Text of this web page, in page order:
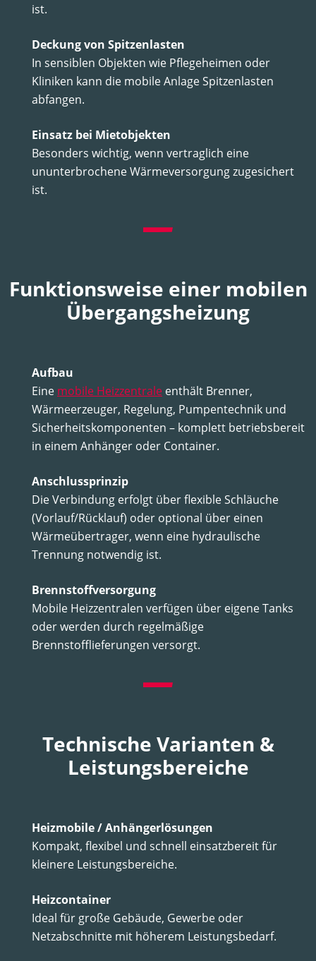
ist.
Deckung von Spitzenlasten
In sensiblen Objekten wie Pflegeheimen oder
Kliniken kann die mobile Anlage Spitzenlasten
abfangen.
Einsatz bei Mietobjekten
Besonders wichtig, wenn vertraglich eine
ununterbrochene Wärmeversorgung zugesichert
ist.
Funktionsweise einer mobilen
Übergangsheizung
Aufbau
Eine mobile Heizzentrale enthält Brenner,
Wärmeerzeuger, Regelung, Pumpentechnik und
Sicherheitskomponenten – komplett betriebsbereit
in einem Anhänger oder Container.
Anschlussprinzip
Die Verbindung erfolgt über flexible Schläuche
(Vorlauf/Rücklauf) oder optional über einen
Wärmeübertrager, wenn eine hydraulische
Trennung notwendig ist.
Brennstoffversorgung
Mobile Heizzentralen verfügen über eigene Tanks
oder werden durch regelmäßige
Brennstofflieferungen versorgt.
Technische Varianten &
Leistungsbereiche
Heizmobile / Anhängerlösungen
Kompakt, flexibel und schnell einsatzbereit für
kleinere Leistungsbereiche.
Heizcontainer
Ideal für große Gebäude, Gewerbe oder
Netzabschnitte mit höherem Leistungsbedarf.